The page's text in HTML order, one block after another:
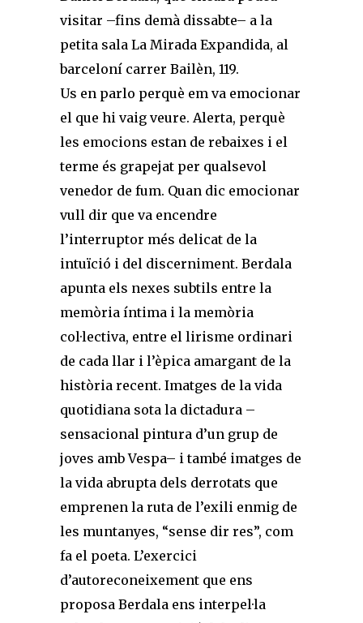
visitar –fins demà dissabte– a la
petita sala La Mirada Expandida, al
barceloní carrer Bailèn, 119.
Us en parlo perquè em va emocionar
el que hi vaig veure. Alerta, perquè
les emocions estan de rebaixes i el
terme és grapejat per qualsevol
venedor de fum. Quan dic emocionar
vull dir que va encendre
l’interruptor més delicat de la
intuïció i del discerniment. Berdala
apunta els nexes subtils entre la
memòria íntima i la memòria
col·lectiva, entre el lirisme ordinari
de cada llar i l’èpica amargant de la
història recent. Imatges de la vida
quotidiana sota la dictadura –
sensacional pintura d’un grup de
joves amb Vespa– i també imatges de
la vida abrupta dels derrotats que
emprenen la ruta de l’exili enmig de
les muntanyes, “sense dir res”, com
fa el poeta. L’exercici
d’autoreconeixement que ens
proposa Berdala ens interpel·la